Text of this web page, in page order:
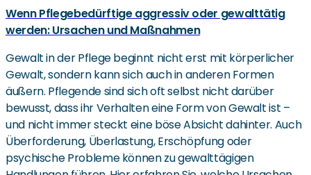
Wenn Pflegebedürftige aggressiv oder gewalttätig
werden: Ursachen und Maßnahmen
Gewalt in der Pflege beginnt nicht erst mit körperlicher
Gewalt, sondern kann sich auch in anderen Formen
äußern. Pflegende sind sich oft selbst nicht darüber
bewusst, dass ihr Verhalten eine Form von Gewalt ist –
und nicht immer steckt eine böse Absicht dahinter. Auch
Überforderung, Überlastung, Erschöpfung oder
psychische Probleme können zu gewalttägigen